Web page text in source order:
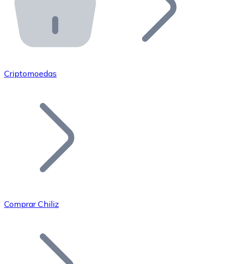
API Bitnovo
Integre nossa API no seu ecossistema.
Junte-se à nossa rede de revendedores e comercialize
Adicione o token do seu projeto ao nosso serviço de
Bitcoin
Criptomoedas
Comprar Chiliz